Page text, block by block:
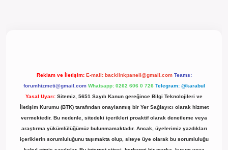
Reklam ve İletişim: E-mail: backlinkpaneli@gmail.com Teams:
forumhizmeti@gmail.com Whatsapp: 0262 606 0 726 Telegram: @karabul
Yasal Uyarı: Sitemiz, 5651 Sayılı Kanun gereğince Bilgi Teknolojileri ve
İletişim Kurumu (BTK) tarafından onaylanmış bir Yer Sağlayıcı olarak hizmet
vermektedir. Bu nedenle, sitedeki içerikleri proaktif olarak denetleme veya
araştırma yükümlülüğümüz bulunmamaktadır. Ancak, üyelerimiz yazdıkları
içeriklerin sorumluluğunu taşımakta olup, siteye üye olarak bu sorumluluğu